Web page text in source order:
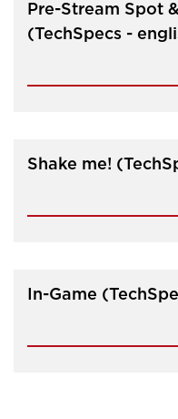
Pre-Stream Spot
(TechSpecs -
Shake me!
In-Game